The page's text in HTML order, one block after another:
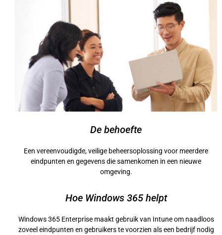
De behoefte
Een vereenvoudigde, veilige beheersoplossing voor meerdere
eindpunten en gegevens die samenkomen in een nieuwe
omgeving.
Hoe Windows 365 helpt
Windows 365 Enterprise maakt gebruik van Intune om naadloos
zoveel eindpunten en gebruikers te voorzien als een bedrijf nodig